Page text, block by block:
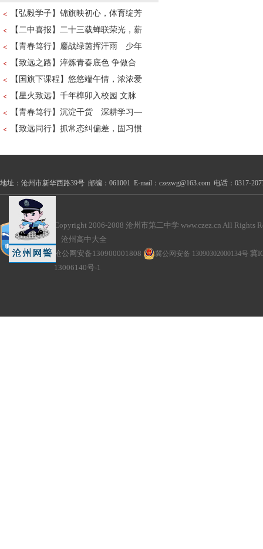
【弘毅学子】锦旗映初心，体育绽芳
【二中喜报】二十三载蝉联荣光，薪
【青春笃行】鏖战绿茵挥汗雨 少年
【致远之路】淬炼青春底色 争做合
【国旗下课程】悠悠端午情，浓浓爱
【星火致远】千年榫卯入校园 文脉
【青春笃行】沉淀干货 深耕学习—
【致远同行】抓常态纠偏差，固习惯
地址：沧州市新华西路39号 邮编：061001 E-mail：czezwg@163.com 电话：0317-
Copyright 2006-2008 沧州市第二中学 www.czez.cn All Rights
沧州高中大全
沧公网安备130900001808
冀公网安备 13090302000134号 冀
13006140号-1